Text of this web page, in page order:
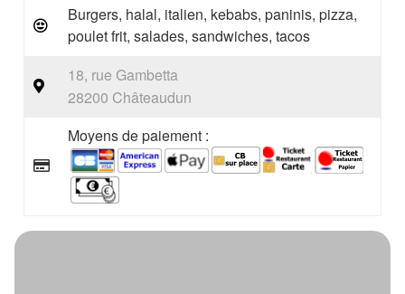
Burgers, halal, italien, kebabs, paninis, pizza,
poulet frit, salades, sandwiches, tacos
18, rue Gambetta
28200 Châteaudun
Moyens de paiement :